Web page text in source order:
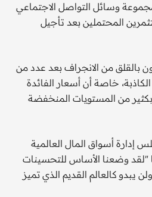
وسائل التواصل الاجتماعي
المحتملين بعد تأجيل
بالقلق من الانجراف بعد عدد من
خاصة أن أسعار الفائدة
من المستويات المنخفضة
إدارة أسواق المال العالمية
"لقد وضعنا الأساس للتحسينات
ولن يبدو كالعالم القديم الذي تميز